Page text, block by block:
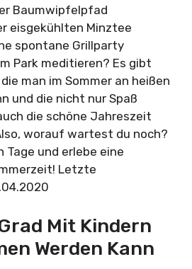
Baumwipfelpfad
eisgekühlten Minztee
spontane Grillparty
Park meditieren? Es gibt
man im Sommer an heißen
und die nicht nur Spaß
die schöne Jahreszeit
worauf wartest du noch?
Tage und erlebe eine
Letzte
Mit Kindern
Werden Kann